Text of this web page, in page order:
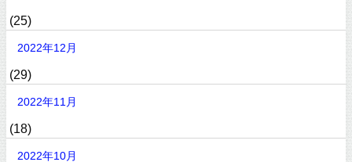
(25)
2022年12月
(29)
2022年11月
(18)
2022年10月